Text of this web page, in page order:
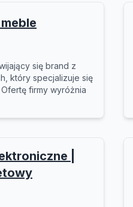
się brand z
który specjalizuje się
firmy wyróżnia
|